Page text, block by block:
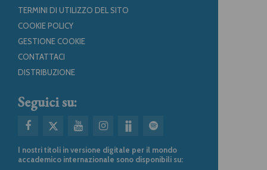
TERMINI DI UTILIZZO DEL SITO
COOKIE POLICY
GESTIONE COOKIE
CONTATTACI
DISTRIBUZIONE
Seguici su:
I nostri titoli in versione digitale per il mondo
accademico internazionale sono disponibili su: